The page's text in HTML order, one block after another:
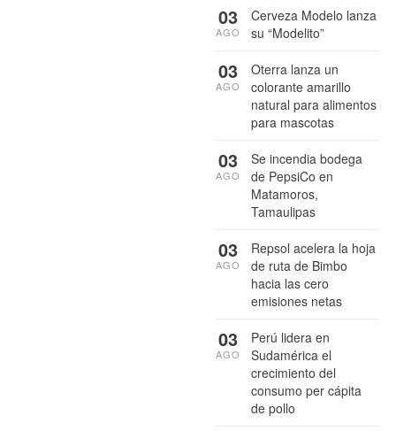
Cerveza Modelo lanza
su “Modelito”
03
AGO
Oterra lanza un
colorante amarillo
natural para alimentos
para mascotas
03
AGO
Se incendia bodega
de PepsiCo en
Matamoros,
Tamaulipas
03
AGO
Repsol acelera la hoja
de ruta de Bimbo
hacia las cero
emisiones netas
03
AGO
Perú lidera en
Sudamérica el
crecimiento del
consumo per cápita
de pollo
03
AGO